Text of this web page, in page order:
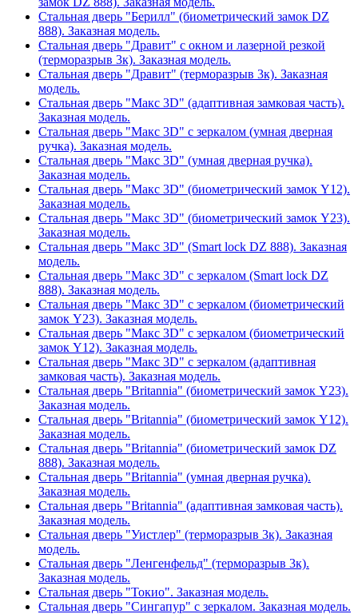
Стальная дверь "Берилл" (биометрический замок DZ
888). Заказная модель.
Стальная дверь "Дравит" с окном и лазерной резкой
(терморазрыв 3к). Заказная модель.
Стальная дверь "Дравит" (терморазрыв 3к). Заказная
модель.
Стальная дверь "Макс 3D" (адаптивная замковая часть).
Заказная модель.
Стальная дверь "Макс 3D" с зеркалом (умная дверная
ручка). Заказная модель.
Стальная дверь "Макс 3D" (умная дверная ручка).
Заказная модель.
Стальная дверь "Макс 3D" (биометрический замок Y12).
Заказная модель.
Стальная дверь "Макс 3D" (биометрический замок Y23).
Заказная модель.
Стальная дверь "Макс 3D" (Smart lock DZ 888). Заказная
модель.
Стальная дверь "Макс 3D" с зеркалом (Smart lock DZ
888). Заказная модель.
Стальная дверь "Макс 3D" с зеркалом (биометрический
замок Y23). Заказная модель.
Стальная дверь "Макс 3D" с зеркалом (биометрический
замок Y12). Заказная модель.
Стальная дверь "Макс 3D" с зеркалом (адаптивная
замковая часть). Заказная модель.
Стальная дверь "Britannia" (биометрический замок Y23).
Заказная модель.
Стальная дверь "Britannia" (биометрический замок Y12).
Заказная модель.
Стальная дверь "Britannia" (биометрический замок DZ
888). Заказная модель.
Стальная дверь "Britannia" (умная дверная ручка).
Заказная модель.
Стальная дверь "Britannia" (адаптивная замковая часть).
Заказная модель.
Стальная дверь "Уистлер" (терморазрыв 3к). Заказная
модель.
Стальная дверь "Ленгенфельд" (терморазрыв 3к).
Заказная модель.
Стальная дверь "Токио". Заказная модель.
Стальная дверь "Сингапур" с зеркалом. Заказная модель.